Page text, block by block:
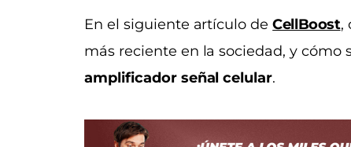
En el siguiente artículo deCellBoost,
más reciente en la sociedad, y
amplificador señal celular.